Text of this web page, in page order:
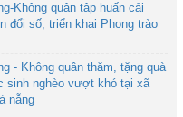
Không quân tập huấn cải
đổi số, triển khai Phong trào
- Không quân thăm, tặng quà
sinh nghèo vượt khó tại xã
nẵng